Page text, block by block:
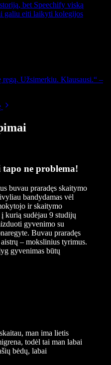
bet Speechify viską
galiu eiti laikyti kolegijos
regą. Užsimerkiu. Klausausi.“ –
ne problema!
buvau praradęs skaitymo
bandydamas vėl
ir skaitymo
kurią sudėjau 9 studijų
gyvenimo su
Buvau praradęs
– mokslinius tyrimus.
gyvenimas būtų
man ima lietis
todėl tai man labai
bėdų, labai